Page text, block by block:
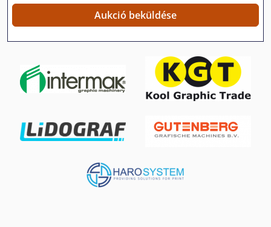
Karton Ragasztására Gép
Kép Faragás Gép
Körkörös Kötő Gép
Aukció beküldése